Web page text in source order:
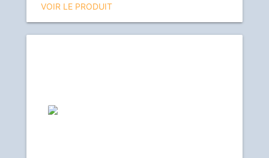
VOIR LE PRODUIT